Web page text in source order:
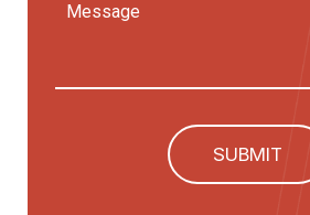
SUBMIT